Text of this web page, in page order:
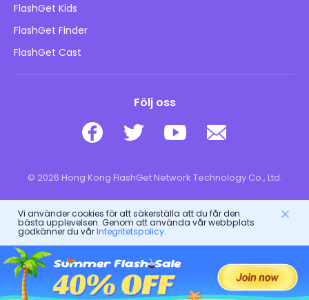
Reklampolicyer
Sälj inte min information
Barns onlinesäkerhet
Ladda ner
FlashGet Kids
FlashGet Finder
FlashGet Cast
Följ oss
© 2026 Hong Kong FlashGet Network Technology Co., Ltd.
Vi använder cookies för att säkerställa att du får den
bästa upplevelsen. Genom att använda vår webbplats
godkänner du vårIntegritetspolicy.